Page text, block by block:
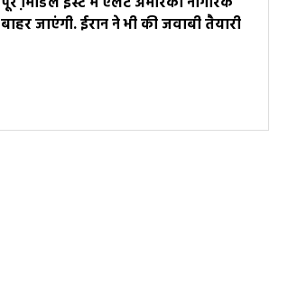
बाहर जाएंगी. ईरान ने भी की जवाबी तैयारी